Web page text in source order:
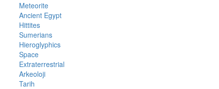
Meteorite
Ancient Egypt
Hittites
Sumerians
Hieroglyphics
Space
Extraterrestrial
Arkeoloji
Tarih